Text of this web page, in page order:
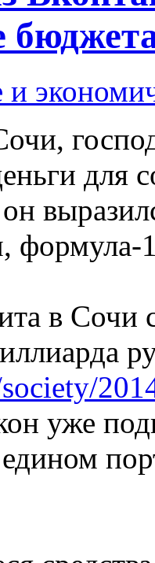
для
формула-
в Сочи
уже